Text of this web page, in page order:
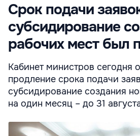
Срок подачи
субсидирование
рабочих мест был
Кабинет министров сегодня
продление срока подачи
субсидирование создания
на один месяц – до 31